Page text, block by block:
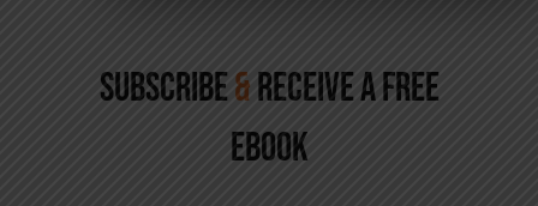
Subscribe&Receive A Free
eBook